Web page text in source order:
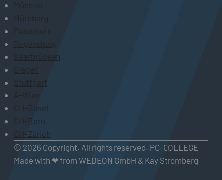
Münster
Nürnberg
Paderborn
Regensburg
Saarbrücken
Siegen
Stuttgart
A-Wien
CH-Basel
CH-Bern
CH-Zürich
© 2026 Copyright. All rights reserved. PC-COLLEGE
Made with ❤ from WEDEON GmbH & Kay Stromberg